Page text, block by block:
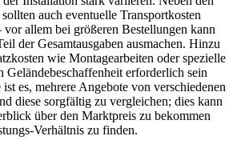
auch eventuelle Transportkosten
allem bei größeren Bestellungen kann
der Gesamtausgaben ausmachen. Hinzu
wie Montagearbeiten oder spezielle
Geländebeschaffenheit erforderlich sein
es, mehrere Angebote von verschiedenen
diese sorgfältig zu vergleichen; dies kann
über den Marktpreis zu bekommen
Verhältnis zu finden.